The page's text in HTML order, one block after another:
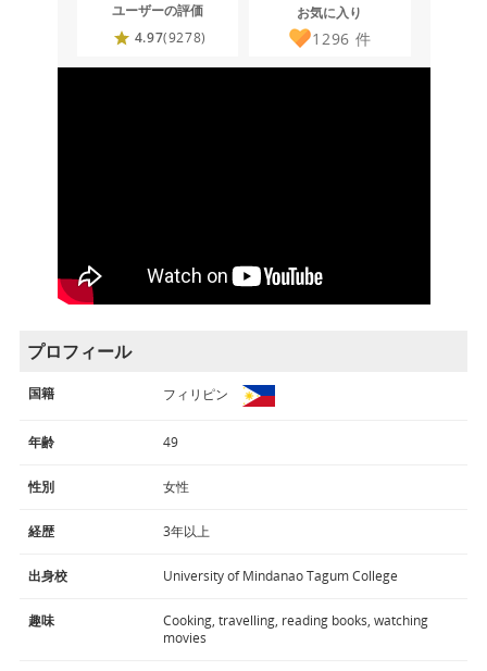
ユーザーの評価
4.97(9278)
お気に入り
1296 件
プロフィール
国籍 フィリピン
年齢 49
性別 女性
経歴 3年以上
出身校 University of Mindanao Tagum College
趣味
Cooking, travelling, reading books, watching
movies